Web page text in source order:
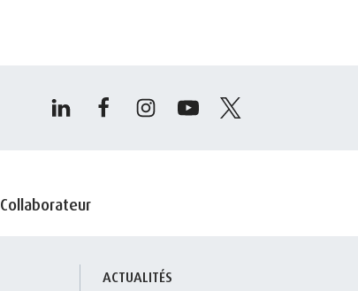
Collaborateur
ACTUALITÉS